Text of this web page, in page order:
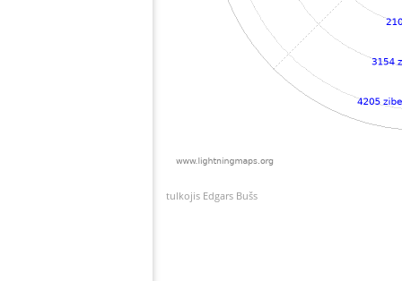
tulkojis Edgars Bušs